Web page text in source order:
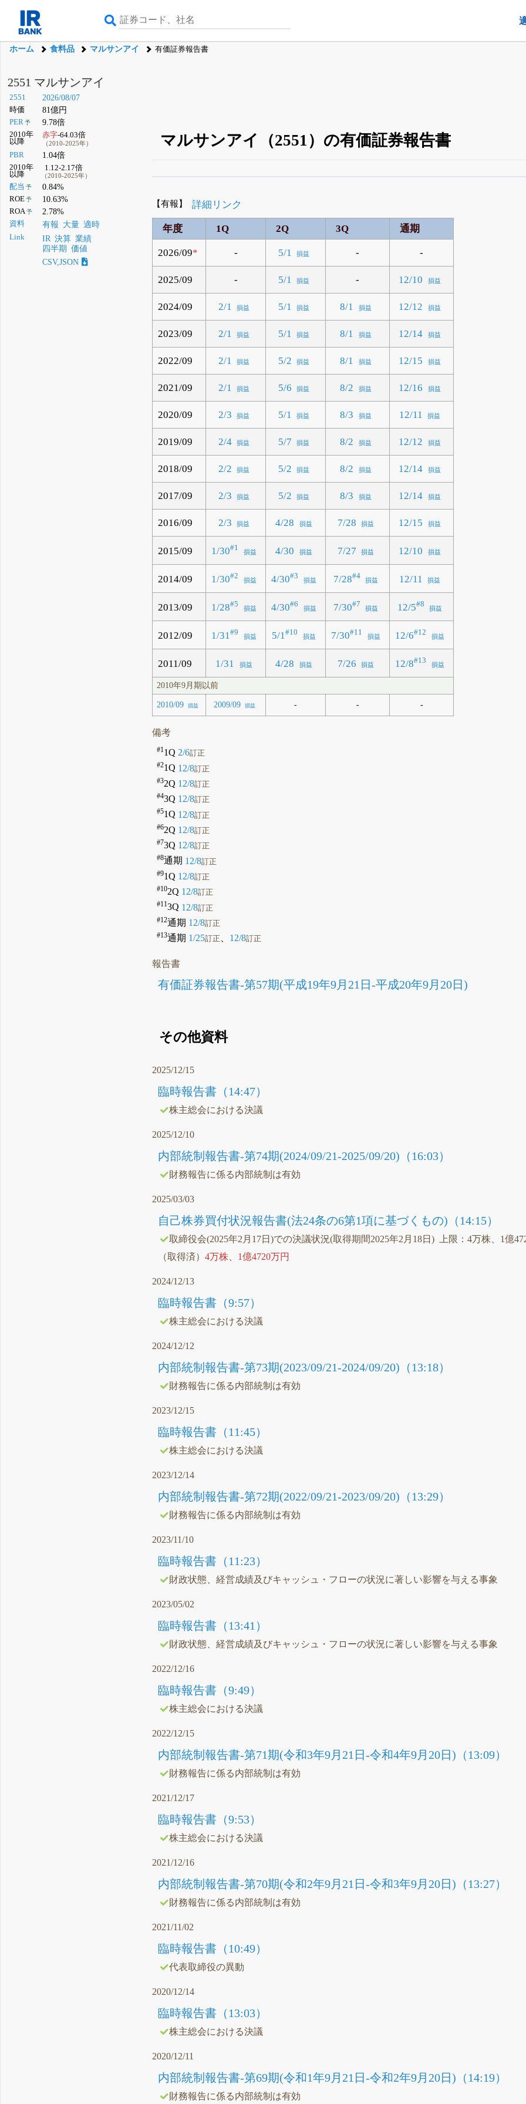
ホーム 食料品 マルサンアイ 有価証券報告書
2551 マルサンアイ
2551 2026/08/07
時価 81億円
PER予 9.78倍
2010年
以降
赤字-64.03倍
（2010-2025年）
PBR 1.04倍
2010年
以降
1.12-2.17倍
（2010-2025年）
配当 予 0.84%
ROE予 10.63%
ROA 予 2.78%
資料 有報 大量 適時
Link IR 決算 業績
四半期 価値
CSV,JSON
マルサンアイ（2551）の有価証券報告書
無料でβ版をはじめる
登録すると永久30%OFFと米株版の先行利用も付きます
【有報】 詳細リンク
年度 1Q 2Q 3Q 通期
2026/09* - 5/1 損益 - -
2025/09 - 5/1 損益 - 12/10 損益
2024/09 2/1 損益 5/1 損益 8/1 損益 12/12 損益
2023/09 2/1 損益 5/1 損益 8/1 損益 12/14 損益
2022/09 2/1 損益 5/2 損益 8/1 損益 12/15 損益
2021/09 2/1 損益 5/6 損益 8/2 損益 12/16 損益
2020/09 2/3 損益 5/1 損益 8/3 損益 12/11 損益
2019/09 2/4 損益 5/7 損益 8/2 損益 12/12 損益
2018/09 2/2 損益 5/2 損益 8/2 損益 12/14 損益
2017/09 2/3 損益 5/2 損益 8/3 損益 12/14 損益
2016/09 2/3 損益 4/28 損益 7/28 損益 12/15 損益
2015/09 1/30#1 損益 4/30 損益 7/27 損益 12/10 損益
2014/09 1/30#2 損益 4/30#3 損益 7/28#4 損益 12/11 損益
2013/09 1/28#5 損益 4/30#6 損益 7/30#7 損益 12/5#8 損益
2012/09 1/31#9 損益 5/1#10 損益 7/30#11 損益 12/6#12 損益
2011/09 1/31 損益 4/28 損益 7/26 損益 12/8#13 損益
2010年9月期以前
2010/09 損益 2009/09 損益 - - -
備考
#11Q 2/6訂正
#21Q 12/8訂正
#32Q 12/8訂正
#43Q 12/8訂正
#51Q 12/8訂正
#62Q 12/8訂正
#73Q 12/8訂正
#8通期 12/8訂正
#91Q 12/8訂正
#102Q 12/8訂正
#113Q 12/8訂正
#12通期 12/8訂正
#13通期 1/25訂正 12/8訂正
報告書
有価証券報告書-第57期(平成19年9月21日-平成20年9月20日)
その他資料
2025/12/15
臨時報告書（14:47）
株主総会における決議
2025/12/10
内部統制報告書-第74期(2024/09/21-2025/09/20)（16:03）
財務報告に係る内部統制は有効
2025/03/03
自己株券買付状況報告書(法24条の6第1項に基づくもの)（14:15）
取締役会(2025年2月17日)での決議状況(取得期間2025年2月18日) 上限：4万株、1億
（取得済）4万株 1億4720万円
2024/12/13
臨時報告書（9:57）
株主総会における決議
2024/12/12
内部統制報告書-第73期(2023/09/21-2024/09/20)（13:18）
財務報告に係る内部統制は有効
2023/12/15
臨時報告書（11:45）
株主総会における決議
2023/12/14
内部統制報告書-第72期(2022/09/21-2023/09/20)（13:29）
財務報告に係る内部統制は有効
2023/11/10
臨時報告書（11:23）
財政状態、経営成績及びキャッシュ・フローの状況に著しい影響を与える事象
2023/05/02
臨時報告書（13:41）
財政状態、経営成績及びキャッシュ・フローの状況に著しい影響を与える事象
2022/12/16
臨時報告書（9:49）
株主総会における決議
2022/12/15
内部統制報告書-第71期(令和3年9月21日-令和4年9月20日)（13:09）
財務報告に係る内部統制は有効
2021/12/17
臨時報告書（9:53）
株主総会における決議
2021/12/16
内部統制報告書-第70期(令和2年9月21日-令和3年9月20日)（13:27）
財務報告に係る内部統制は有効
2021/11/02
臨時報告書（10:49）
代表取締役の異動
2020/12/14
臨時報告書（13:03）
株主総会における決議
2020/12/11
内部統制報告書-第69期(令和1年9月21日-令和2年9月20日)（14:19）
財務報告に係る内部統制は有効